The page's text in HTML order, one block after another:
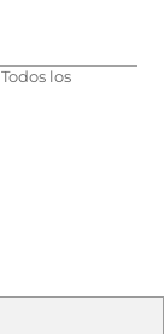
los